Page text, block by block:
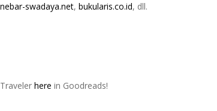
swadaya.net, bukularis.co.id, dll.
here in Goodreads!